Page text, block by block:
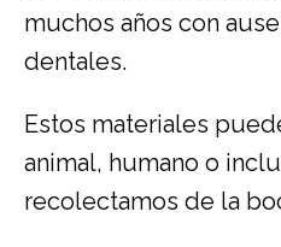
muchos años con
dentales.
Estos materiales
animal, humano o
recolectamos de la